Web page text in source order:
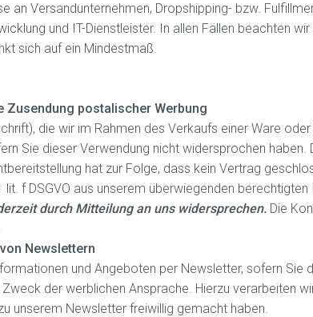
an Versandunternehmen, Dropshipping- bzw.
und IT-Dienstleister. In allen Fällen beachten
sich auf ein Mindestmaß.
Zusendung postalischer Werbung
die wir im Rahmen des Verkaufs einer Ware
Sie dieser Verwendung nicht widersprochen haben.
hat zur Folge, dass kein Vertrag
f DSGVO aus unserem überwiegenden
durch Mitteilung an uns widersprechen. Die
Newslettern
und Angeboten per Newsletter, sofern
der werblichen Ansprache. Hierzu verarbeiten
unserem Newsletter freiwillig gemacht haben.